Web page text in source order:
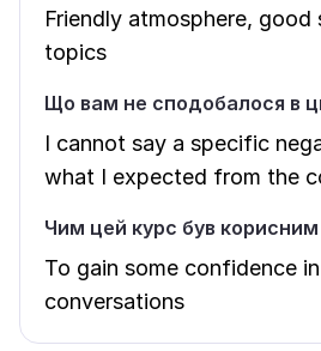
Friendly atmosphere,
topics
Що вам не сподобалося в
I cannot say a specific
what I expected from the
Чим цей курс був
To gain some confidence
conversations